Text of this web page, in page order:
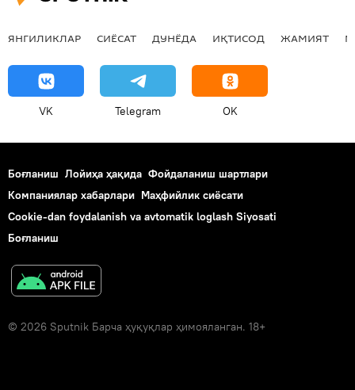
ЯНГИЛИКЛАР СИЁСАТ ДУНЁДА ИҚТИСОД ЖАМИЯТ
VK Telegram OK
Боғланиш Лойиҳа ҳақида Фойдаланиш шартлари
Компаниялар хабарлари Маҳфийлик сиёсати
Cookie-dan foydalanish va avtomatik loglash Siyosati
Боғланиш
© 2026 Sputnik Барча ҳуқуқлар ҳимояланган. 18+